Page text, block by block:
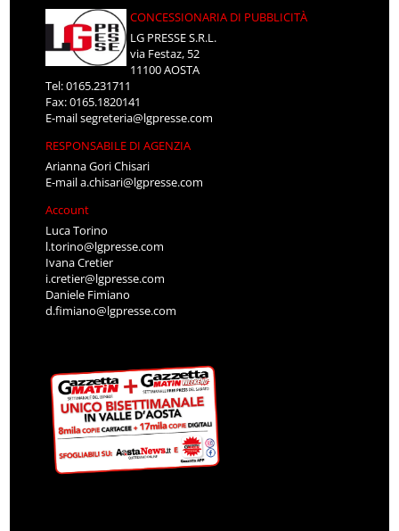
CONCESSIONARIA DI PUBBLICITÀ
LG PRESSE S.R.L.
via Festaz, 52
11100 AOSTA
Tel: 0165.231711
Fax: 0165.1820141
E-mailsegreteria@lgpresse.com
RESPONSABILE DI AGENZIA
Arianna Gori Chisari
E-maila.chisari@lgpresse.com
Account
Luca Torino
l.torino@lgpresse.com
Ivana Cretier
i.cretier@lgpresse.com
Daniele Fimiano
d.fimiano@lgpresse.com